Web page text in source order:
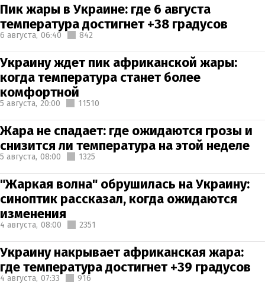
Пик жары в Украине: где 6 августа
температура достигнет +38 градусов
6 августа, 06:40 842
Украину ждет пик африканской жары:
когда температура станет более
комфортной
5 августа, 20:00 11510
Жара не спадает: где ожидаются грозы и
снизится ли температура на этой неделе
5 августа, 08:00 1325
"Жаркая волна" обрушилась на Украину:
синоптик рассказал, когда ожидаются
изменения
4 августа, 08:00 2351
Украину накрывает африканская жара:
где температура достигнет +39 градусов
4 августа, 07:33 916